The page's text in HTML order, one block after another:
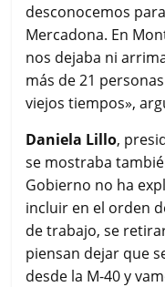
desconocemos
Mercadona. En
nos dejaba ni
más de 21
viejos tiempos»,
Daniela Lillo,
se mostraba
Gobierno no ha
incluir en el orden
de trabajo, se
piensan dejar que
desde la M-40 y